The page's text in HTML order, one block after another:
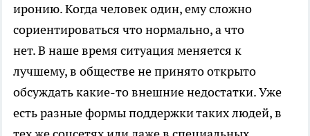
иронию. Когда человек один, ему сложно
сориентироваться что нормально, а что
нет. В наше время ситуация меняется к
лучшему, в обществе не принято открыто
обсуждать какие-то внешние недостатки. Уже
есть разные формы поддержки таких людей, в